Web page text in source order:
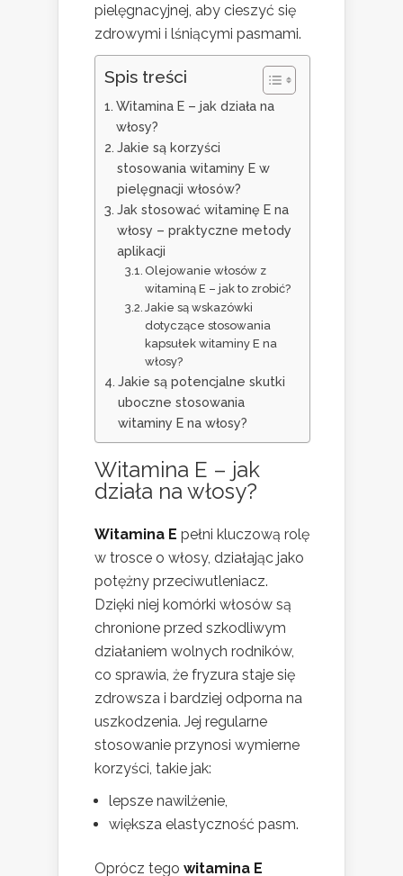
pielęgnacyjnej, aby cieszyć się
zdrowymi i lśniącymi pasmami.
Spis treści
Witamina E – jak działa na
włosy?
Jakie są korzyści
stosowania witaminy E w
pielęgnacji włosów?
Jak stosować witaminę E na
włosy – praktyczne metody
aplikacji
Olejowanie włosów z
witaminą E – jak to zrobić?
Jakie są wskazówki
dotyczące stosowania
kapsułek witaminy E na
włosy?
Jakie są potencjalne skutki
uboczne stosowania
witaminy E na włosy?
Witamina E – jak
działa na włosy?
Witamina E pełni kluczową rolę
w trosce o włosy, działając jako
potężny przeciwutleniacz.
Dzięki niej komórki włosów są
chronione przed szkodliwym
działaniem wolnych rodników,
co sprawia, że fryzura staje się
zdrowsza i bardziej odporna na
uszkodzenia. Jej regularne
stosowanie przynosi wymierne
korzyści, takie jak:
lepsze nawilżenie,
większa elastyczność pasm.
Oprócz tego witamina E